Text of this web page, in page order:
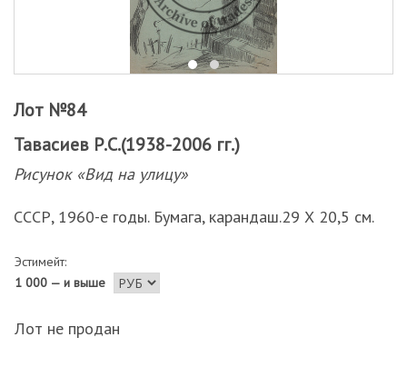
Лот №84
Тавасиев Р.С.(1938-2006 гг.)
Рисунок «Вид на улицу»
СССР, 1960-е годы. Бумага, карандаш.29 Х 20,5 см.
Эстимейт:
1 000 — и выше
Лот не продан